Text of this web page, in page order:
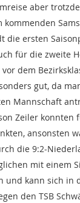
aber
kommenden
die ersten
für die zweite
dem
gut, da
Mannschaft
Zeiler konnten
ansonsten
die 9:2-
mit einem
und kann sich in
den TSB